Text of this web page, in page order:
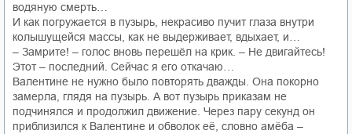
водяную смерть…
И как погружается в пузырь, некрасиво пучит глаза внутри
колышущейся массы, как не выдерживает, вдыхает, и…
– Замрите! – голос вновь перешёл на крик. – Не двигайтесь!
Этот – последний. Сейчас я его откачаю…
Валентине не нужно было повторять дважды. Она покорно
замерла, глядя на пузырь. А вот пузырь приказам не
подчинялся и продолжил движение. Через пару секунд он
приблизился к Валентине и обволок её, словно амёба –